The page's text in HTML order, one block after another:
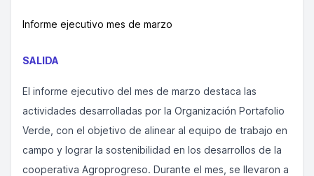
Informe ejecutivo mes de marzo
SALIDA
El informe ejecutivo del mes de marzo destaca las
actividades desarrolladas por la Organización Portafolio
Verde, con el objetivo de alinear al equipo de trabajo en
campo y lograr la sostenibilidad en los desarrollos de la
cooperativa Agroprogreso. Durante el mes, se llevaron a